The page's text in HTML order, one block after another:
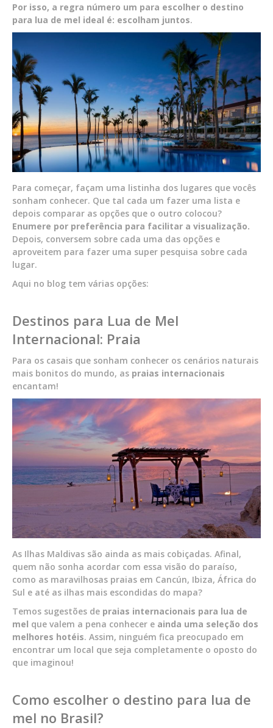
Por isso, a regra número um para escolher o destino
para lua de mel ideal é: escolham juntos.
Para começar, façam uma listinha dos lugares que vocês
sonham conhecer. Que tal cada um fazer uma lista e
depois comparar as opções que o outro colocou?
Enumere por preferência para facilitar a visualização.
Depois, conversem sobre cada uma das opções e
aproveitem para fazer uma super pesquisa sobre cada
lugar.
Aqui no blog tem várias opções:
Destinos para Lua de Mel
Internacional: Praia
Para os casais que sonham conhecer os cenários naturais
mais bonitos do mundo, as praias internacionais
encantam!
As Ilhas Maldivas são ainda as mais cobiçadas. Afinal,
quem não sonha acordar com essa visão do paraíso,
como as maravilhosas praias em Cancún, Ibiza, África do
Sul e até as ilhas mais escondidas do mapa?
Temos sugestões de praias internacionais para lua de
mel que valem a pena conhecer e ainda uma seleção dos
melhores hotéis. Assim, ninguém fica preocupado em
encontrar um local que seja completamente o oposto do
que imaginou!
Como escolher o destino para lua de
mel no Brasil?